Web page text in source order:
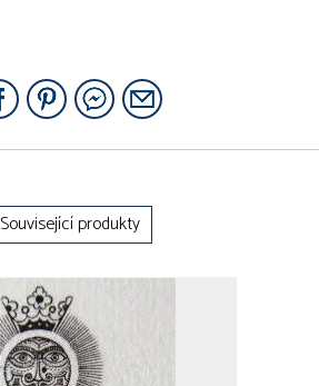
Související produkty